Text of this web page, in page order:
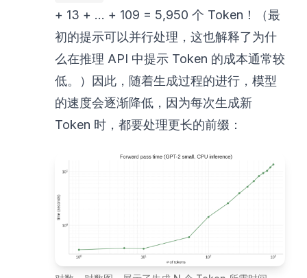
+ 13 + ... + 109 = 5,950 个 Token！（最
初的提示可以并行处理，这也解释了为什
么在推理 API 中提示 Token 的成本通常较
低。）因此，随着生成过程的进行，模型
的速度会逐渐降低，因为每次生成新
Token 时，都要处理更长的前缀：